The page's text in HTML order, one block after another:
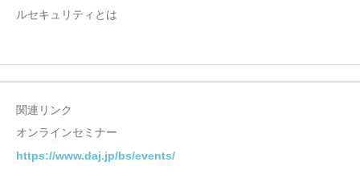
ルセキュリティとは
関連リンク
オンラインセミナー
https://www.daj.jp/bs/events/